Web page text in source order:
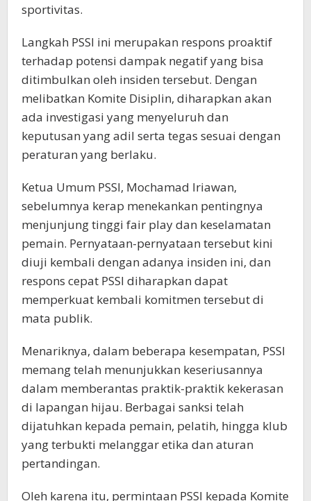
sportivitas.
Langkah PSSI ini merupakan respons proaktif
terhadap potensi dampak negatif yang bisa
ditimbulkan oleh insiden tersebut. Dengan
melibatkan Komite Disiplin, diharapkan akan
ada investigasi yang menyeluruh dan
keputusan yang adil serta tegas sesuai dengan
peraturan yang berlaku.
Ketua Umum PSSI, Mochamad Iriawan,
sebelumnya kerap menekankan pentingnya
menjunjung tinggi fair play dan keselamatan
pemain. Pernyataan-pernyataan tersebut kini
diuji kembali dengan adanya insiden ini, dan
respons cepat PSSI diharapkan dapat
memperkuat kembali komitmen tersebut di
mata publik.
Menariknya, dalam beberapa kesempatan, PSSI
memang telah menunjukkan keseriusannya
dalam memberantas praktik-praktik kekerasan
di lapangan hijau. Berbagai sanksi telah
dijatuhkan kepada pemain, pelatih, hingga klub
yang terbukti melanggar etika dan aturan
pertandingan.
Oleh karena itu, permintaan PSSI kepada Komite